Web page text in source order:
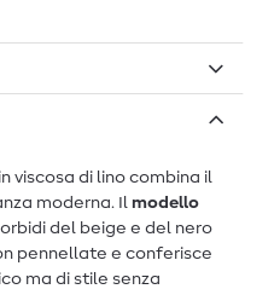
viscosa di lino combina il
moderna. Il modello
del beige e del nero
pennellate e conferisce
ma di stile senza